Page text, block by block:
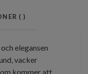
( )
elegansen
vacker
kommer att